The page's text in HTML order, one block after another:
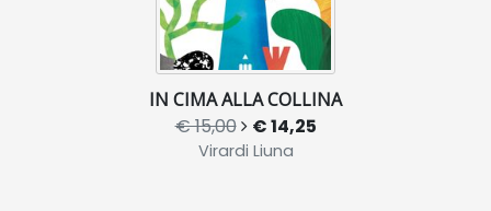
IN CIMA ALLA COLLINA
€ 15,00 € 14,25
Virardi Liuna